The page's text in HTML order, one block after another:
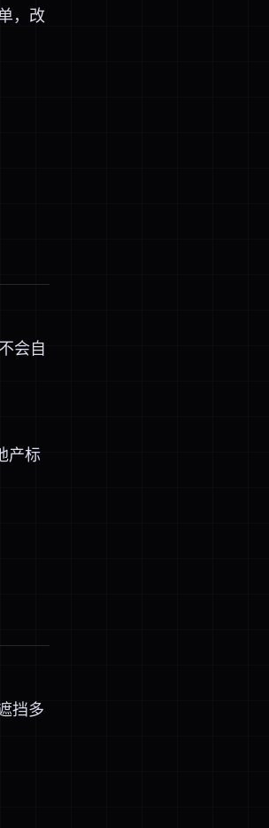
，改
会自
产标
挡多